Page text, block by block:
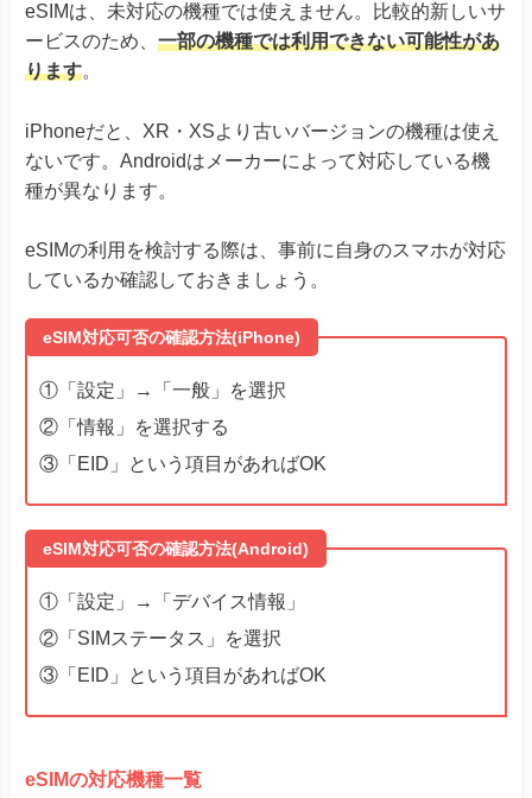
eSIMは、未対応の機種では使えません。比較的新しいサ
ービスのため、 一部の機種では利用できない可能性があ
ります。
iPhoneだと、XR・XSより古いバージョンの機種は使え
ないです。Androidはメーカーによって対応している機
種が異なります。
eSIMの利用を検討する際は、事前に自身のスマホが対応
しているか確認しておきましょう。
eSIM対応可否の確認方法(iPhone)
①「設定」→「一般」を選択
②「情報」を選択する
③「EID」という項目があればOK
eSIM対応可否の確認方法(Android)
①「設定」→「デバイス情報」
②「SIMステータス」を選択
③「EID」という項目があればOK
eSIMの対応機種一覧